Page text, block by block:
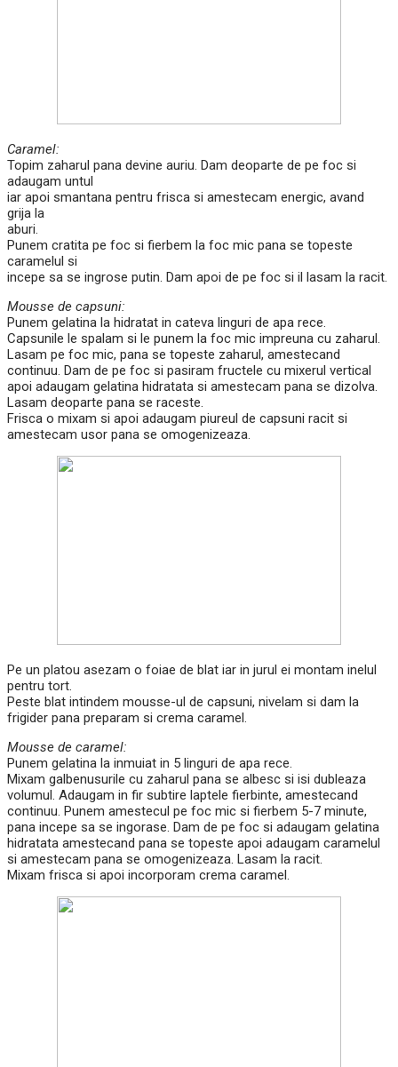
Caramel:
Topim zaharul pana devine auriu. Dam deoparte de pe foc si
adaugam untul
iar apoi smantana pentru frisca si amestecam energic, avand
grija la
aburi.
Punem cratita pe foc si fierbem la foc mic pana se topeste
caramelul si
incepe sa se ingrose putin. Dam apoi de pe foc si il lasam la racit.
Mousse de capsuni:
Punem gelatina la hidratat in cateva linguri de apa rece.
Capsunile le spalam si le punem la foc mic impreuna cu zaharul.
Lasam pe foc mic, pana se topeste zaharul, amestecand
continuu. Dam de pe foc si pasiram fructele cu mixerul vertical
apoi adaugam gelatina hidratata si amestecam pana se dizolva.
Lasam deoparte pana se raceste.
Frisca o mixam si apoi adaugam piureul de capsuni racit si
amestecam usor pana se omogenizeaza.
Pe un platou asezam o foiae de blat iar in jurul ei montam inelul
pentru tort.
Peste blat intindem mousse-ul de capsuni, nivelam si dam la
frigider pana preparam si crema caramel.
Mousse de caramel:
Punem gelatina la inmuiat in 5 linguri de apa rece.
Mixam galbenusurile cu zaharul pana se albesc si isi dubleaza
volumul. Adaugam in fir subtire laptele fierbinte, amestecand
continuu. Punem amestecul pe foc mic si fierbem 5-7 minute,
pana incepe sa se ingorase. Dam de pe foc si adaugam gelatina
hidratata amestecand pana se topeste apoi adaugam caramelul
si amestecam pana se omogenizeaza. Lasam la racit.
Mixam frisca si apoi incorporam crema caramel.